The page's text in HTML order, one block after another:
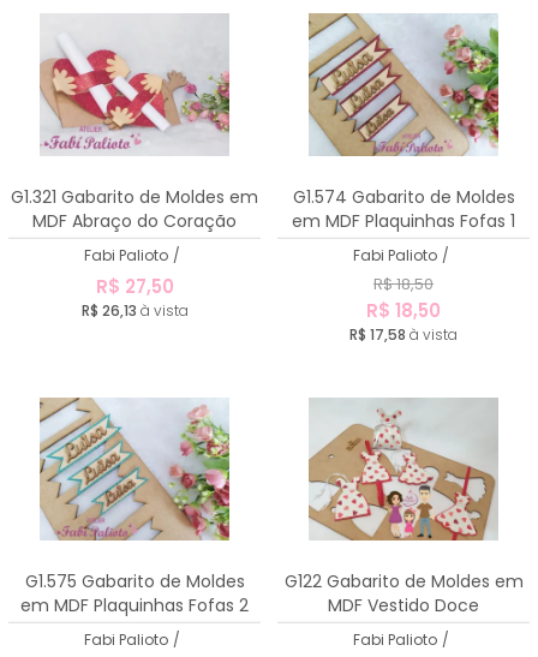
G1.321 Gabarito de Moldes em
MDF Abraço do Coração
Fabi Palioto /
R$ 27,50
R$ 26,13 à vista
G1.574 Gabarito de Moldes
em MDF Plaquinhas Fofas 1
Fabi Palioto /
R$ 18,50
R$ 18,50
R$ 17,58 à vista
G1.575 Gabarito de Moldes
em MDF Plaquinhas Fofas 2
Fabi Palioto /
G122 Gabarito de Moldes em
MDF Vestido Doce
Fabi Palioto /